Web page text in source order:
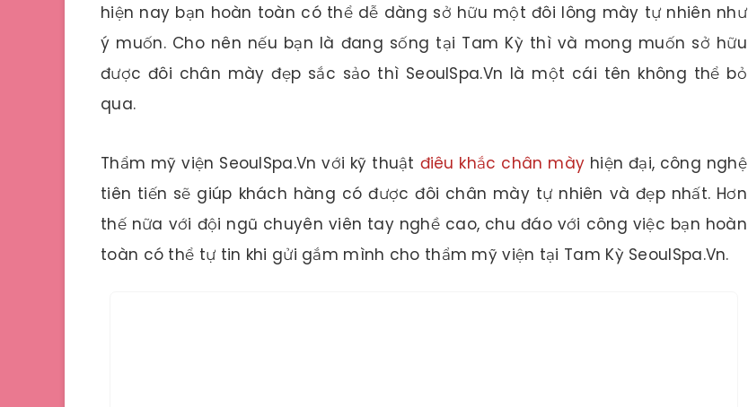
hiện nay bạn hoàn toàn có thể dễ dàng sở hữu một đôi lông mày tự nhiên như
ý muốn. Cho nên nếu bạn là đang sống tại Tam Kỳ thì và mong muốn sở hữu
được đôi chân mày đẹp sắc sảo thì SeoulSpa.Vn là một cái tên không thể bỏ
qua.
Thẩm mỹ viện SeoulSpa.Vn với kỹ thuật điêu khắc chân mày hiện đại, công nghệ
tiên tiến sẽ giúp khách hàng có được đôi chân mày tự nhiên và đẹp nhất. Hơn
thế nữa với đội ngũ chuyên viên tay nghề cao, chu đáo với công việc bạn hoàn
toàn có thể tự tin khi gửi gắm mình cho thẩm mỹ viện tại Tam Kỳ SeoulSpa.Vn.